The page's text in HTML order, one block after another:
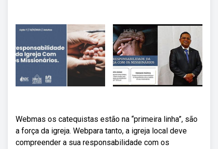
Webmas os catequistas estão na “primeira linha”, são
a força da igreja. Webpara tanto, a igreja local deve
compreender a sua responsabilidade com os